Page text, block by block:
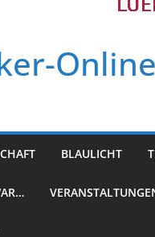
BLAULICHT